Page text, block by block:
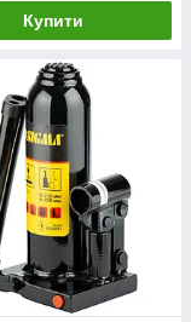
Купити